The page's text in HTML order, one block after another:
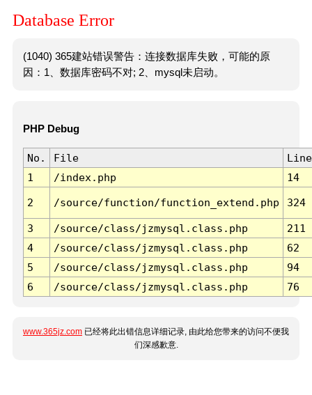
Database Error
(1040) 365建站错误警告：连接数据库失败，可能的原
因：1、数据库密码不对; 2、mysql未启动。
PHP Debug
No. File
Line
1
/index.php 14
2 /source/function/function_extend.php 324
3 /source/class/jzmysql.class.php
211
4
/source/class/jzmysql.class.php
62
5
/source/class/jzmysql.class.php
94
6
/source/class/jzmysql.class.php 76
www.365jz.com 已经将此出错信息详细记录, 由此给您带来的访问不便我
们深感歉意.